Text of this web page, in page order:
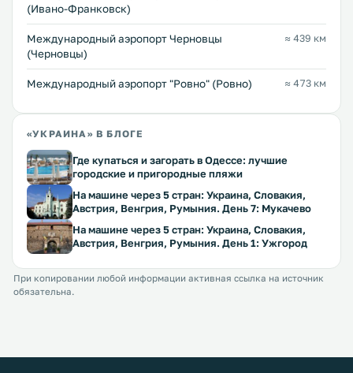
(Ивано-Франковск)
Международный аэропорт Черновцы
(Черновцы)
≈ 439 км
Междунарoдный аэропорт "Ровно" (Ровно) ≈ 473 км
«УКРАИНА» В БЛОГЕ
Где купаться и загорать в Одессе: лучшие
городские и пригородные пляжи
На машине через 5 стран: Украина, Словакия,
Австрия, Венгрия, Румыния. День 7: Мукачево
На машине через 5 стран: Украина, Словакия,
Австрия, Венгрия, Румыния. День 1: Ужгород
При копировании любой информации активная ссылка на источник
обязательна.